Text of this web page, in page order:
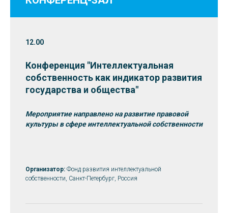
12.00
Конференция "Интеллектуальная
собственность как индикатор развития
государства и общества"
Мероприятие направлено на развитие правовой
культуры в сфере интеллектуальной собственности
Организатор: Фонд развития интеллектуальной
собственности, Санкт-Петербург, Россия